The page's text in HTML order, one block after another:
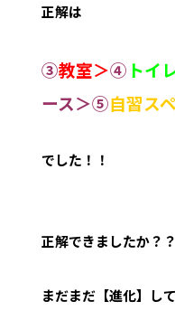
正解は
➂教室＞④ トイ
ース＞⑤自習ス
でした！！
正解できましたか？？
まだまだ【進化】し